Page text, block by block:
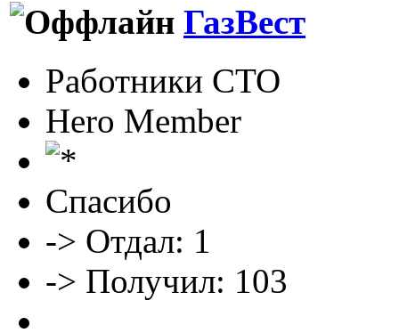
ГазВест
Работники СТО
Hero Member
Спасибо
-> Отдал: 1
-> Получил: 103